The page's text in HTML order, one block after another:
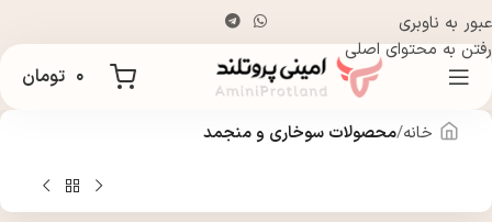
عبور به ناوبری
رفتن به محتوای اصلی
۰ تومان
خانه محصولات سوخاری و منجمد